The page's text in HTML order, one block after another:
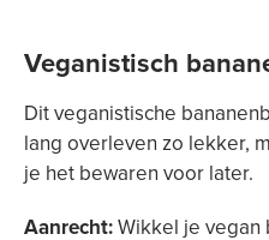
Veganistisch
Dit veganistische
lang overleven zo lekker,
je het bewaren voor later.
Aanrecht:Wikkel je